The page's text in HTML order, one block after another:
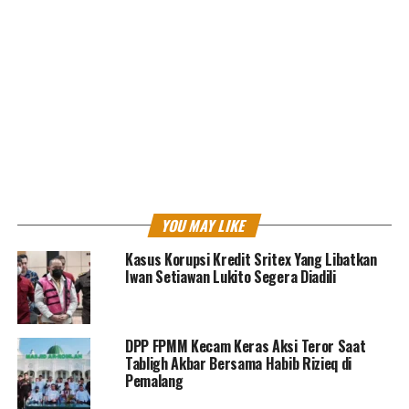
telah menyiapkan berbagai kebijakan dengan menyusun
rencana tenaga kerja dan proyeksi mikro
ketenagakerjaan diKITB;
Mengembangkan sistem informasi pasar kerja di
melalui integrasi E-makaryo dan Batang Career dengan
KarirHub/SIAPkerja;
peningkatan kualitas dan kapasitas pelatihan
YOU MAY LIKE
Kasus Korupsi Kredit Sritex Yang Libatkan
Iwan Setiawan Lukito Segera Diadili
DPP FPMM Kecam Keras Aksi Teror Saat
Tabligh Akbar Bersama Habib Rizieq di
Pemalang